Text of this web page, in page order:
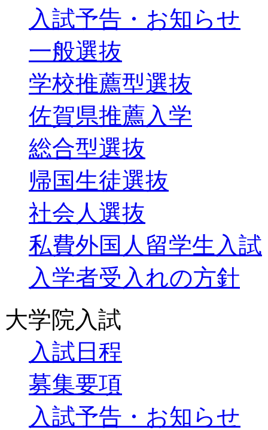
入試予告・お知らせ
一般選抜
学校推薦型選抜
佐賀県推薦入学
総合型選抜
帰国生徒選抜
社会人選抜
私費外国人留学生入試
入学者受入れの方針
大学院入試
入試日程
募集要項
入試予告・お知らせ